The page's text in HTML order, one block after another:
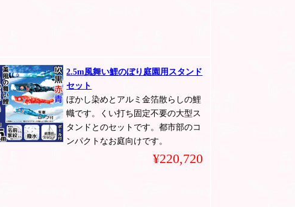
2.5m風舞い鯉のぼり庭園用スタンド
セット
ぼかし染めとアルミ金箔散らしの鯉
幟です。くい打ち固定不要の大型ス
タンドとのセットです。都市部のコ
ンパクトなお庭向けです。
¥220,720